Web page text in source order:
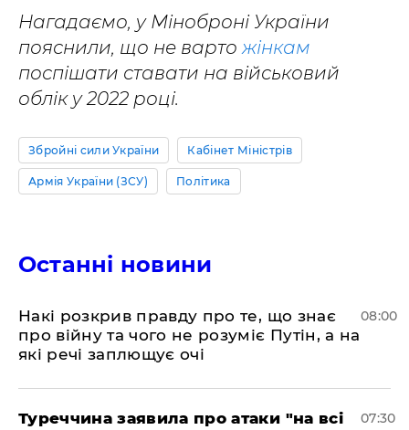
Нагадаємо, у Міноброні України
пояснили, що не варто жінкам
поспішати ставати на військовий
облік у 2022 році.
Збройні сили України Кабінет Міністрів
Армія України (ЗСУ) Політика
Останні новини
Накі розкрив правду про те, що знає
про війну та чого не розуміє Путін, а на
які речі заплющує очі
08:00
Туреччина заявила про атаки "на всі
07:30